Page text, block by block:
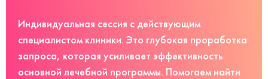
Индивидуальная сессия с действующим
специалистом клиники. Это глубокая проработка
запроса, которая усиливает эффективность
основной лечебной программы. Помогаем найти